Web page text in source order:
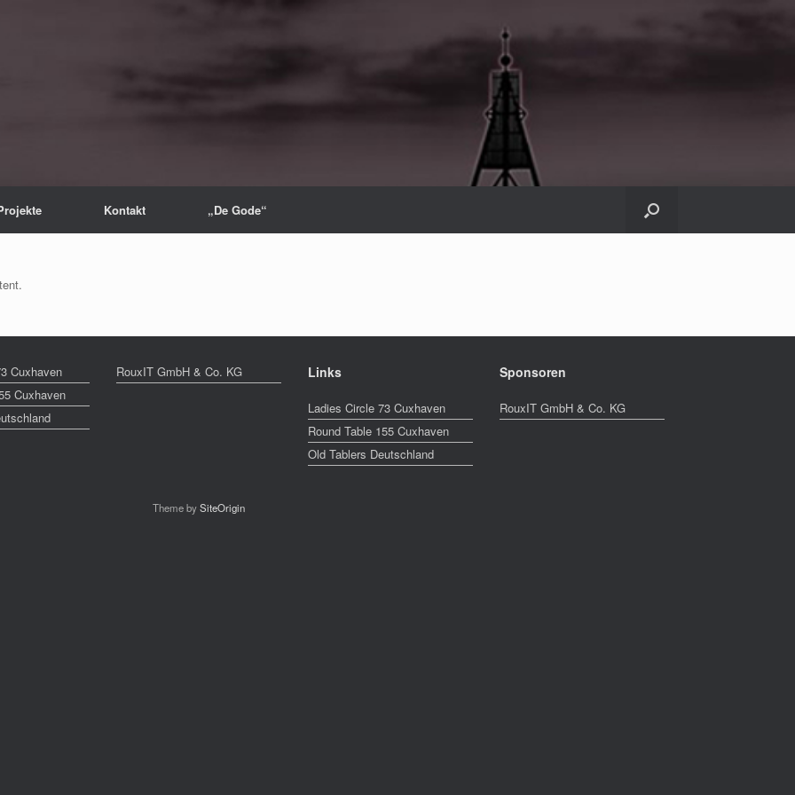
Kontakt „De Gode“
Cuxhaven
Cuxhaven
RouxIT GmbH & Co. KG Links
Ladies Circle 73 Cuxhaven
Round Table 155 Cuxhaven
Old Tablers Deutschland
Sponsoren
RouxIT GmbH & Co. KG
Theme bySiteOrigin